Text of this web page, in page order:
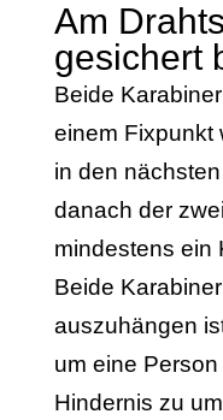
Am
gesichert
Beide
einem Fixpunkt
in den
danach der
mindestens ein
Beide
auszuhängen
um eine
Hindernis zu